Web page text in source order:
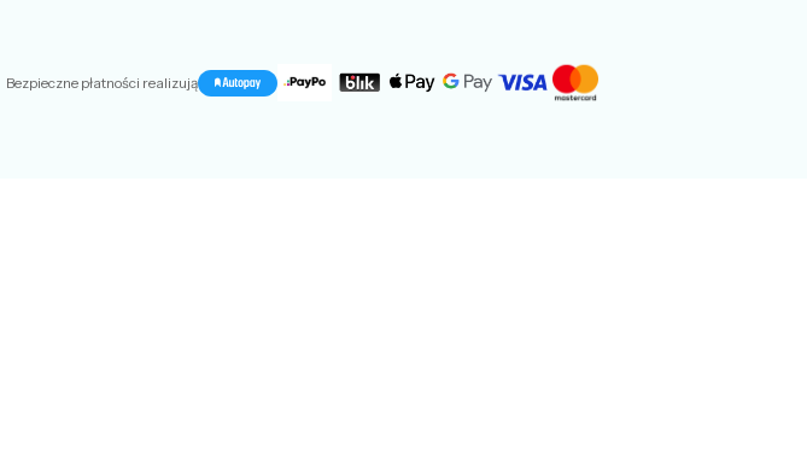
Bezpieczne płatności realizują